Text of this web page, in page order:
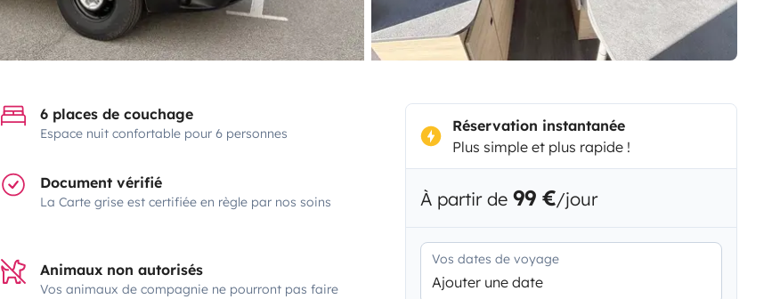
6 places de couchage
Espace nuit confortable pour 6 personnes
Document vérifié
La Carte grise est certifiée en règle par nos soins
Animaux non autorisés
Vos animaux de compagnie ne pourront pas faire
Réservation instantanée
Plus simple et plus rapide !
À partir de 99 €/jour
Vos dates de voyage
Ajouter une date